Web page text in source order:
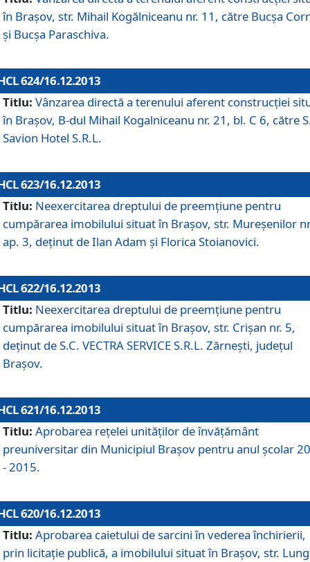
în Braşov, str. Mihail Kogălniceanu nr. 11, către Bucşa
şi Bucşa Paraschiva.
624/16.12.2013
Titlu: Vânzarea directă a terenului aferent construcţiei
în Braşov, B-dul Mihail Kogalniceanu nr. 21, bl. C 6, către
Savion Hotel S.R.L.
623/16.12.2013
Titlu: Neexercitarea dreptului de preemţiune pentru
cumpărarea imobilului situat în Braşov, str. Mureşenilor
ap. 3, deţinut de Ilan Adam şi Florica Stoianovici.
622/16.12.2013
Titlu: Neexercitarea dreptului de preemţiune pentru
cumpărarea imobilului situat în Braşov, str. Crişan nr. 5,
deţinut de S.C. VECTRA SERVICE S.R.L. Zărneşti, judeţul
Braşov.
621/16.12.2013
Titlu: Aprobarea reţelei unităţilor de învăţământ
preuniversitar din Municipiul Braşov pentru anul şcolar
- 2015.
620/16.12.2013
Titlu: Aprobarea caietului de sarcini în vederea închirierii,
prin licitaţie publică, a imobilului situat în Braşov, str.